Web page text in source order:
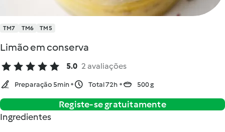
TM7 TM6 TM5
Limão em conserva
5.0 2 avaliações
Preparação 5min Total 72h 500 g
Registe-se gratuitamente
Ingredientes